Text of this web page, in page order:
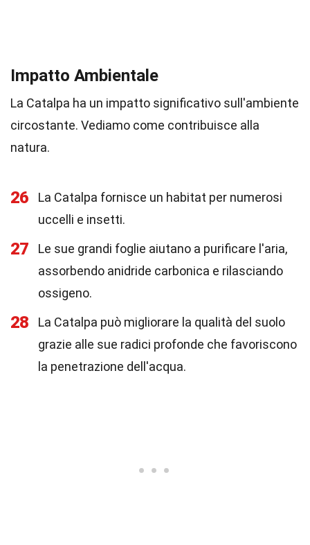
Impatto Ambientale
La Catalpa ha un impatto significativo sull'ambiente
circostante. Vediamo come contribuisce alla
natura.
26
La Catalpa fornisce un habitat per numerosi
uccelli e insetti.
27
Le sue grandi foglie aiutano a purificare l'aria,
assorbendo anidride carbonica e rilasciando
ossigeno.
28
La Catalpa può migliorare la qualità del suolo
grazie alle sue radici profonde che favoriscono
la penetrazione dell'acqua.